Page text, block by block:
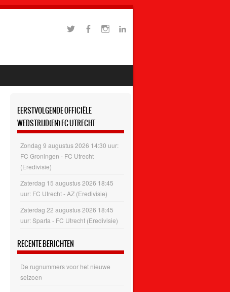
EERSTVOLGENDE OFFICIËLE
WEDSTRIJD(EN) FC UTRECHT
Zondag 9 augustus 2026 14:30 uur:
FC Groningen - FC Utrecht
(Eredivisie)
Zaterdag 15 augustus 2026 18:45
uur: FC Utrecht - AZ (Eredivisie)
Zaterdag 22 augustus 2026 18:45
uur: Sparta - FC Utrecht (Eredivisie)
RECENTE BERICHTEN
De rugnummers voor het nieuwe
seizoen